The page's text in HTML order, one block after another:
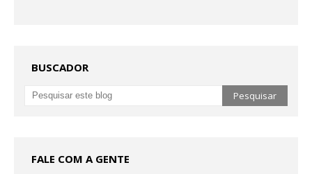
BUSCADOR
FALE COM A GENTE